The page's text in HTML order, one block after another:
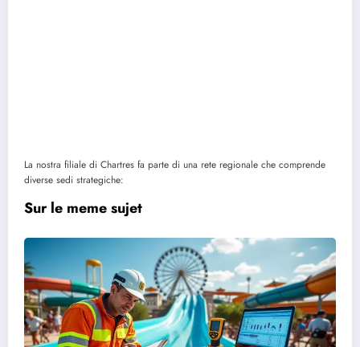
La nostra filiale di Chartres fa parte di una rete regionale che comprende
diverse sedi strategiche:
Sur le meme sujet